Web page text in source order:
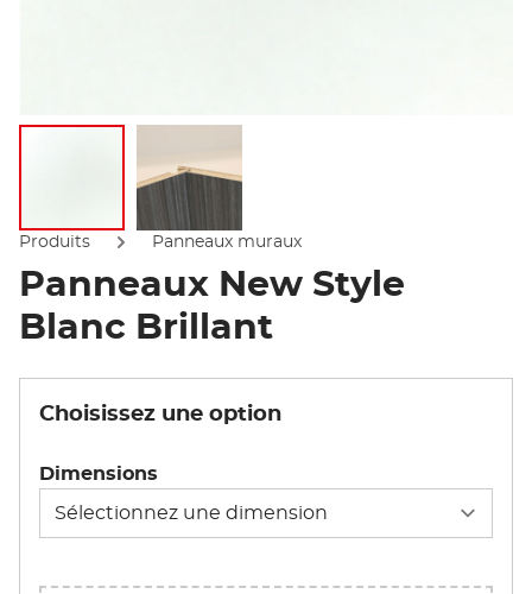
Afficher l'imageAfficher l'image
Produits Panneaux muraux
Panneaux New Style
Blanc Brillant
Choisissez une option
Dimensions